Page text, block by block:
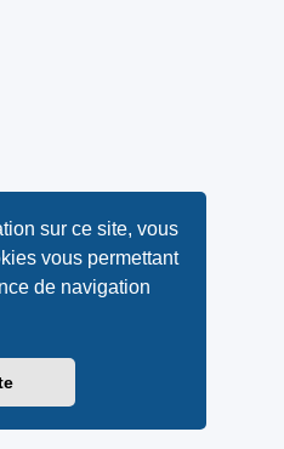
sur ce site, vous
vous permettant
de navigation